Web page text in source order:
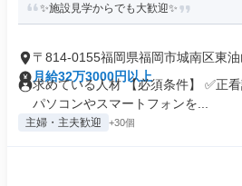
✨施設見学からでも大歓迎✨
〒814-0155福岡県福岡市城南区東油
月給32万3000円以上
求めている人材 【必須条件】 ✅正
パソコンやスマートフォンを...
主婦・主夫歓迎 +30個